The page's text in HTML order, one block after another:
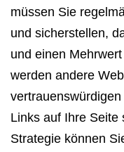
müssen Sie
und sicherstellen,
und einen
werden andere
Links auf Ihre Seite
Strategie können